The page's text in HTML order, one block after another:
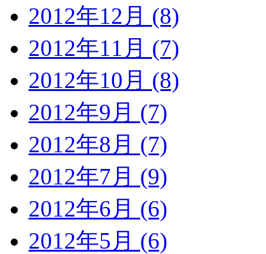
2012年12月 (8)
2012年11月 (7)
2012年10月 (8)
2012年9月 (7)
2012年8月 (7)
2012年7月 (9)
2012年6月 (6)
2012年5月 (6)